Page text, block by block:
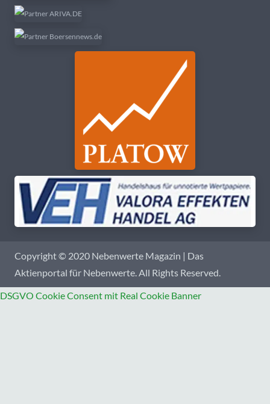
Copyright © 2020 Nebenwerte Magazin | Das
Aktienportal für Nebenwerte. All Rights Reserved.
DSGVO Cookie Consent mit Real Cookie Banner